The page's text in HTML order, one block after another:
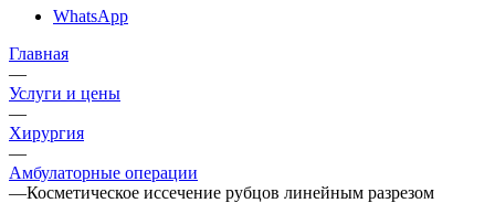
WhatsApp
Главная
—
Услуги и цены
—
Хирургия
—
Амбулаторные операции
—Косметическое иссечение рубцов линейным разрезом